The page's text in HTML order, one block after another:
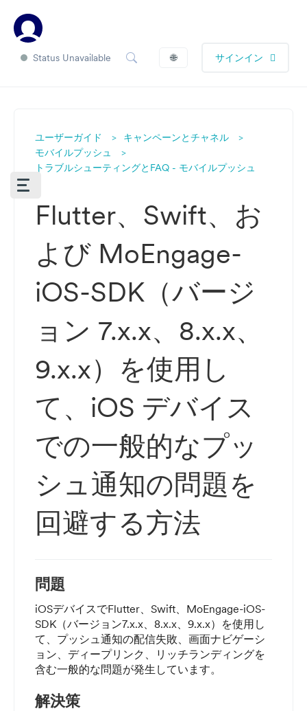
Status Unavailable 🌐 サインイン
ユーザーガイド
キャンペーンとチャネル
モバイルプッシュ
トラブルシューティングとFAQ - モバイルプッシュ
Flutter、Swift、お
よび MoEngage-
iOS-SDK（バージ
ョン 7.x.x、8.x.x、
9.x.x）を使用し
て、iOS デバイス
での一般的なプッ
シュ通知の問題を
回避する方法
問題
iOSデバイスでFlutter、Swift、MoEngage-iOS-
SDK（バージョン7.x.x、8.x.x、9.x.x）を使用し
て、プッシュ通知の配信失敗、画面ナビゲーシ
ョン、ディープリンク、リッチランディングを
含む一般的な問題が発生しています。
解決策